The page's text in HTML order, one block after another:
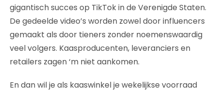
gigantisch succes op TikTok in de Verenigde Staten.
De gedeelde video’s worden zowel door influencers
gemaakt als door tieners zonder noemenswaardig
veel volgers. Kaasproducenten, leveranciers en
retailers zagen ‘m niet aankomen.
En dan wil je als kaaswinkel je wekelijkse voorraad